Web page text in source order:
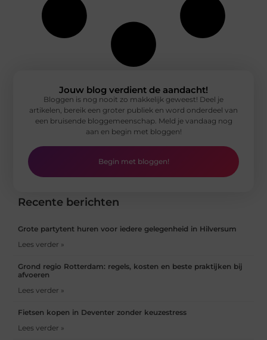
Recente berichten
Grote partytent huren voor iedere gelegenheid in Hilversum
Lees verder »
Grond regio Rotterdam: regels, kosten en beste praktijken bij
afvoeren
Lees verder »
Fietsen kopen in Deventer zonder keuzestress
Lees verder »
Jouw blog verdient de aandacht!
Bloggen is nog nooit zo makkelijk geweest! Deel je
artikelen, bereik een groter publiek en word onderdeel van
een bruisende bloggemeenschap. Meld je vandaag nog
aan en begin met bloggen!
Begin met bloggen!